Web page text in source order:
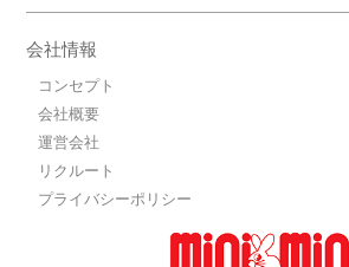
会社情報
コンセプト
会社概要
運営会社
リクルート
プライバシーポリシー